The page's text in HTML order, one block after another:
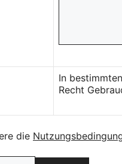
In
Recht
die